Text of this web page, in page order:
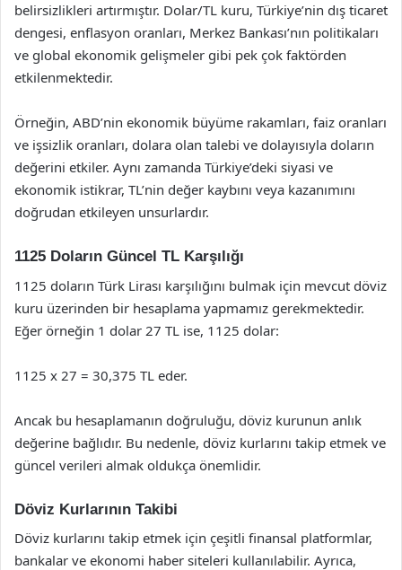
belirsizlikleri artırmıştır. Dolar/TL kuru, Türkiye’nin dış ticaret
dengesi, enflasyon oranları, Merkez Bankası’nın politikaları
ve global ekonomik gelişmeler gibi pek çok faktörden
etkilenmektedir.
Örneğin, ABD’nin ekonomik büyüme rakamları, faiz oranları
ve işsizlik oranları, dolara olan talebi ve dolayısıyla doların
değerini etkiler. Aynı zamanda Türkiye’deki siyasi ve
ekonomik istikrar, TL’nin değer kaybını veya kazanımını
doğrudan etkileyen unsurlardır.
1125 Doların Güncel TL Karşılığı
1125 doların Türk Lirası karşılığını bulmak için mevcut döviz
kuru üzerinden bir hesaplama yapmamız gerekmektedir.
Eğer örneğin 1 dolar 27 TL ise, 1125 dolar:
1125 x 27 = 30,375 TL eder.
Ancak bu hesaplamanın doğruluğu, döviz kurunun anlık
değerine bağlıdır. Bu nedenle, döviz kurlarını takip etmek ve
güncel verileri almak oldukça önemlidir.
Döviz Kurlarının Takibi
Döviz kurlarını takip etmek için çeşitli finansal platformlar,
bankalar ve ekonomi haber siteleri kullanılabilir. Ayrıca,